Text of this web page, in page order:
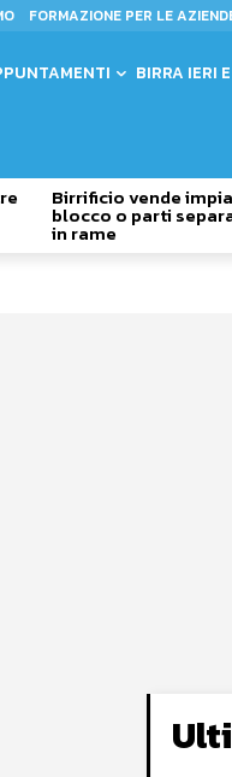
FORMAZIONE PER LE
BIRRA IERI
Birrificio vende
blocco o parti
in rame